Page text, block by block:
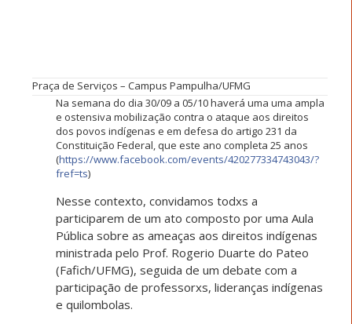
Praça de Serviços – Campus Pampulha/UFMG
Na semana do dia 30/09 a 05/10 haverá uma uma ampla
e ostensiva mobilização contra o ataque aos direitos
dos povos indígenas e em defesa do artigo 231 da
Constituição Federal, que este ano completa 25 anos
(https://www.facebook.com/events/420277334743043/?
fref=ts)
Nesse contexto, convidamos todxs a
participarem de um ato composto por uma Aula
Pública sobre as ameaças aos direitos indígenas
ministrada pelo Prof. Rogerio Duarte do Pateo
(Fafich/UFMG), seguida de um debate com a
participação de professorxs, lideranças indígenas
e quilombolas.